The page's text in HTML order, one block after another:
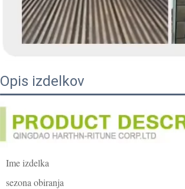
Opis izdelkov
Ime izdelka
sezona obiranja